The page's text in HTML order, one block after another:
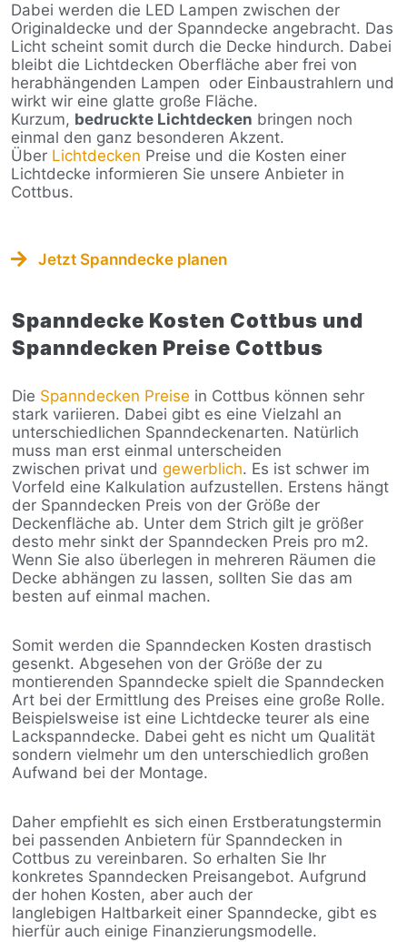
Dabei werden die LED Lampen zwischen der
Originaldecke und der Spanndecke angebracht. Das
Licht scheint somit durch die Decke hindurch. Dabei
bleibt die Lichtdecken Oberfläche aber frei von
herabhängenden Lampen oder Einbaustrahlern und
wirkt wir eine glatte große Fläche.
Kurzum, bedruckte Lichtdecken bringen noch
einmal den ganz besonderen Akzent.
Über Lichtdecken Preise und die Kosten einer
Lichtdecke informieren Sie unsere Anbieter in
Cottbus.
Jetzt Spanndecke planen
Spanndecke Kosten Cottbus und
Spanndecken Preise Cottbus
Die Spanndecken Preise in Cottbus können sehr
stark variieren. Dabei gibt es eine Vielzahl an
unterschiedlichen Spanndeckenarten. Natürlich
muss man erst einmal unterscheiden
zwischen privat und gewerblich. Es ist schwer im
Vorfeld eine Kalkulation aufzustellen. Erstens hängt
der Spanndecken Preis von der Größe der
Deckenfläche ab. Unter dem Strich gilt je größer
desto mehr sinkt der Spanndecken Preis pro m2.
Wenn Sie also überlegen in mehreren Räumen die
Decke abhängen zu lassen, sollten Sie das am
besten auf einmal machen.
Somit werden die Spanndecken Kosten drastisch
gesenkt. Abgesehen von der Größe der zu
montierenden Spanndecke spielt die Spanndecken
Art bei der Ermittlung des Preises eine große Rolle.
Beispielsweise ist eine Lichtdecke teurer als eine
Lackspanndecke. Dabei geht es nicht um Qualität
sondern vielmehr um den unterschiedlich großen
Aufwand bei der Montage.
Daher empfiehlt es sich einen Erstberatungstermin
bei passenden Anbietern für Spanndecken in
Cottbus zu vereinbaren. So erhalten Sie Ihr
konkretes Spanndecken Preisangebot. Aufgrund
der hohen Kosten, aber auch der
langlebigen Haltbarkeit einer Spanndecke, gibt es
hierfür auch einige Finanzierungsmodelle.